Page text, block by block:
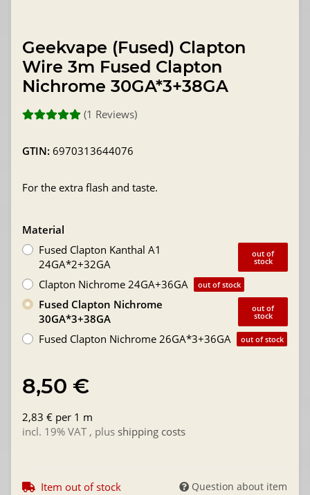
Geekvape (Fused) Clapton
Wire 3m Fused Clapton
Nichrome 30GA*3+38GA
(1 Reviews)
GTIN: 6970313644076
For the extra flash and taste.
Material
Fused Clapton Kanthal A1
24GA*2+32GA
out of
stock
Clapton Nichrome 24GA+36GA out of stock
Fused Clapton Nichrome
30GA*3+38GA
out of
stock
Fused Clapton Nichrome 26GA*3+36GA out of stock
8,50 €
2,83 € per 1 m
incl. 19% VAT , plus shipping costs
Item out of stock Question about item